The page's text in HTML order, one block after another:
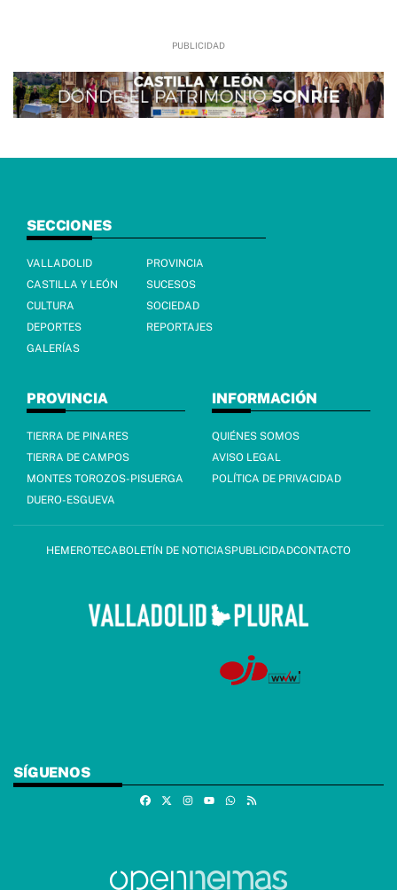
SECCIONES
VALLADOLID
PROVINCIA
CASTILLA Y LEÓN
SUCESOS
CULTURA
SOCIEDAD
DEPORTES
REPORTAJES
GALERÍAS
PROVINCIA
TIERRA DE PINARES
TIERRA DE CAMPOS
MONTES TOROZOS-PISUERGA
DUERO-ESGUEVA
INFORMACIÓN
QUIÉNES SOMOS
AVISO LEGAL
POLÍTICA DE PRIVACIDAD
HEMEROTECABOLETÍN DE NOTICIASPUBLICIDADCONTACTO
SÍGUENOS
FacebookInstagramWhatsapp